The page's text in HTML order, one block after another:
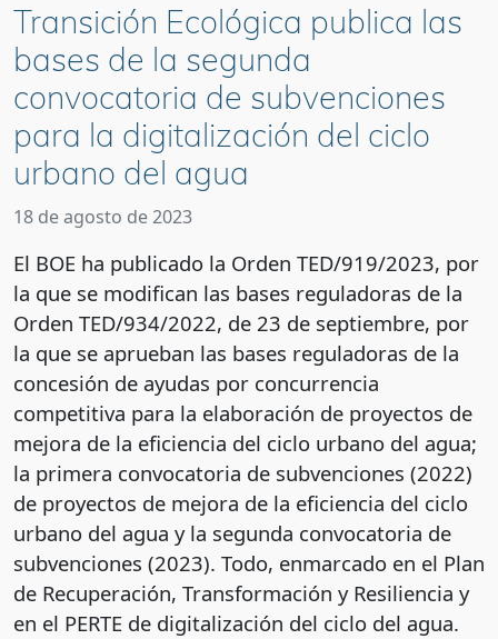
Transición Ecológica publica las
bases de la segunda
convocatoria de subvenciones
para la digitalización del ciclo
urbano del agua
18 de agosto de 2023
El BOE ha publicado la Orden TED/919/2023, por
la que se modifican las bases reguladoras de la
Orden TED/934/2022, de 23 de septiembre, por
la que se aprueban las bases reguladoras de la
concesión de ayudas por concurrencia
competitiva para la elaboración de proyectos de
mejora de la eficiencia del ciclo urbano del agua;
la primera convocatoria de subvenciones (2022)
de proyectos de mejora de la eficiencia del ciclo
urbano del agua y la segunda convocatoria de
subvenciones (2023). Todo, enmarcado en el Plan
de Recuperación, Transformación y Resiliencia y
en el PERTE de digitalización del ciclo del agua.